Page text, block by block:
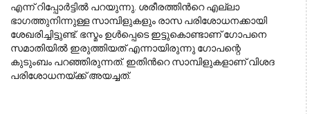
എന്ന്റിപ്പോര്‍ട്ടിൽ പറയുന്നു. ശരീരത്തിന്‍റെ എല്ലാ
ഭാഗത്തുനിന്നുള്ള സാമ്പിളുകളും രാസ പരിശോധനക്കായി
ശേഖരിച്ചിട്ടുണ്ട്. ഭസ്മം ഉള്‍പ്പെടെ ഇട്ടുകൊണ്ടാണ് ഗോപനെ
സമാതിയിൽ ഇരുത്തിയത് എന്നായിരുന്നു ഗോപന്റെ
കുടുംബം പറഞ്ഞിരുന്നത്. ഇതിന്‍റെ സാമ്പിളുകളാണ് വിശദ
പരിശോധനയ്ക്ക് അയച്ചത്.